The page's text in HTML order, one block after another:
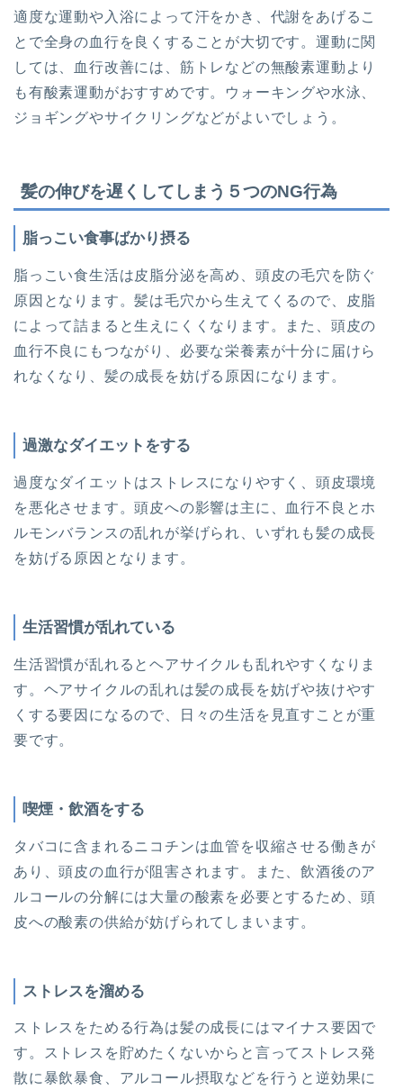
適度な運動や入浴によって汗をかき、代謝をあげるこ
とで全身の血行を良くすることが大切です。運動に関
しては、血行改善には、筋トレなどの無酸素運動より
も有酸素運動がおすすめです。ウォーキングや水泳、
ジョギングやサイクリングなどがよいでしょう。
髪の伸びを遅くしてしまう５つのNG行為
脂っこい食事ばかり摂る
脂っこい食生活は皮脂分泌を高め、頭皮の毛穴を防ぐ
原因となります。髪は毛穴から生えてくるので、皮脂
によって詰まると生えにくくなります。また、頭皮の
血行不良にもつながり、必要な栄養素が十分に届けら
れなくなり、髪の成長を妨げる原因になります。
過激なダイエットをする
過度なダイエットはストレスになりやすく、頭皮環境
を悪化させます。頭皮への影響は主に、血行不良とホ
ルモンバランスの乱れが挙げられ、いずれも髪の成長
を妨げる原因となります。
生活習慣が乱れている
生活習慣が乱れるとヘアサイクルも乱れやすくなりま
す。ヘアサイクルの乱れは髪の成長を妨げや抜けやす
くする要因になるので、日々の生活を見直すことが重
要です。
喫煙・飲酒をする
タバコに含まれるニコチンは血管を収縮させる働きが
あり、頭皮の血行が阻害されます。また、飲酒後のア
ルコールの分解には大量の酸素を必要とするため、頭
皮への酸素の供給が妨げられてしまいます。
ストレスを溜める
ストレスをためる行為は髪の成長にはマイナス要因で
す。ストレスを貯めたくないからと言ってストレス発
散に暴飲暴食、アルコール摂取などを行うと逆効果に